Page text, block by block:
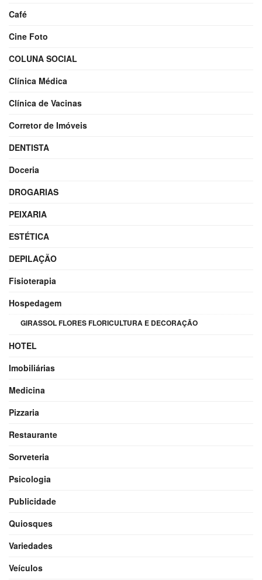
Café
Cine Foto
COLUNA SOCIAL
Clínica Médica
Clínica de Vacinas
Corretor de Imóveis
DENTISTA
Doceria
DROGARIAS
PEIXARIA
ESTÉTICA
DEPILAÇÃO
Fisioterapia
Hospedagem
GIRASSOL FLORES FLORICULTURA E DECORAÇÃO
HOTEL
Imobiliárias
Medicina
Pizzaria
Restaurante
Sorveteria
Psicologia
Publicidade
Quiosques
Variedades
Veículos